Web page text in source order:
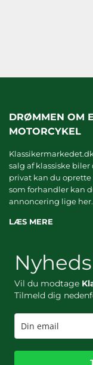
DRØMMEN OM
MOTORCYKEL
salg af klassiske
privat kan du
som forhandler kan
annoncering lige her.
LÆS MERE
Vil du modtage
Tilmeld dig